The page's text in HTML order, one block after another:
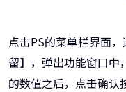
点击PS的菜单栏界面
留】，弹出功能窗口中
的数值之后，点击确认